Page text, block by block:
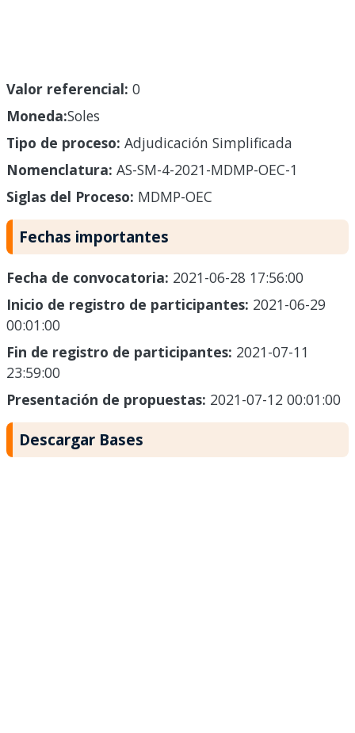
Valor referencial: 0
Moneda:Soles
Tipo de proceso: Adjudicación Simplificada
Nomenclatura: AS-SM-4-2021-MDMP-OEC-1
Siglas del Proceso: MDMP-OEC
Fechas importantes
Fecha de convocatoria: 2021-06-28 17:56:00
Inicio de registro de participantes: 2021-06-29
00:01:00
Fin de registro de participantes: 2021-07-11
23:59:00
Presentación de propuestas: 2021-07-12 00:01:00
Descargar Bases